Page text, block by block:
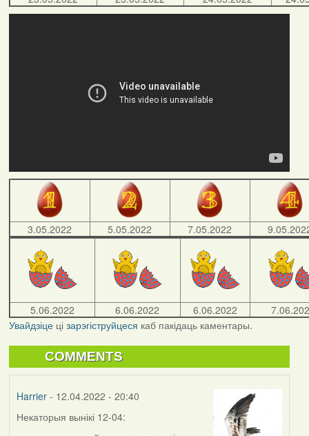
3.05.2022 5.05.2022 7.05.2022
5.06.2022 6.06.2022 6.06.2022
Увайдзіцеці зарэгіструйцеся каб пакідаць каментары.
COMMENTS
Harrier- 12.04.2022 - 20:40
Некаторыя вынікі 12-04: